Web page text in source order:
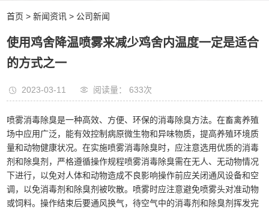
首页 >新闻资讯 > 公司新闻
使用鸡舍降温喷雾来减少鸡舍内温度一定是适合
的方式之一
2023-03-11 阅读量： 633次
喷雾消毒除臭是一种高效、方便、环保的消毒除臭方法。在畜禽养殖
场中应用广泛，能有效控制病原微生物和异味物质，提高养殖环境质
量和动物健康状况。在实施喷雾消毒除臭时，应注意选用优质的消毒
剂和除臭剂，严格遵循操作规程喷雾消毒除臭需在无人、无动物情况
下进行，以免对人体和动物造成不良影响操作前应关闭通风设备和空
调，以免消毒剂和除臭剂被吹散。喷雾时应注意避免喷雾头对准动物
或饲料。操作结束后要通风换气，待空气中的消毒剂和除臭剂挥发完